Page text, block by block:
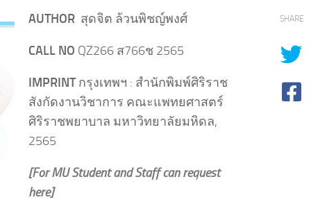
AUTHOR สุดจิต ล้วนพิชญ์พงศ์
CALL NO QZ266 ส766ช 2565
IMPRINT กรุงเทพฯ : สำนักพิมพ์ศิริราช
สังกัดงานวิชาการ คณะแพทยศาสตร์
ศิริราชพยาบาล มหาวิทยาลัยมหิดล,
2565
[For MU Student and Staff can request
here]
SHARE